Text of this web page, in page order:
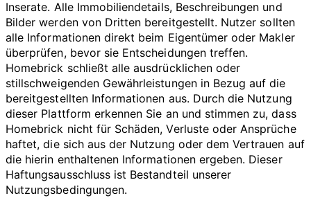
Inserate. Alle Immobiliendetails, Beschreibungen und
Bilder werden von Dritten bereitgestellt. Nutzer sollten
alle Informationen direkt beim Eigentümer oder Makler
überprüfen, bevor sie Entscheidungen treffen.
Homebrick schließt alle ausdrücklichen oder
stillschweigenden Gewährleistungen in Bezug auf die
bereitgestellten Informationen aus. Durch die Nutzung
dieser Plattform erkennen Sie an und stimmen zu, dass
Homebrick nicht für Schäden, Verluste oder Ansprüche
haftet, die sich aus der Nutzung oder dem Vertrauen auf
die hierin enthaltenen Informationen ergeben. Dieser
Haftungsausschluss ist Bestandteil unserer
Nutzungsbedingungen.